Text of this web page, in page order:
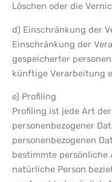
Löschen oder die
d) Einschränkung der
Einschränkung der
gespeicherter
künftige Verarbeitung
e) Profiling
Profiling ist jede Art
personenbezogener
personenbezogenen
bestimmte persönliche
natürliche Person